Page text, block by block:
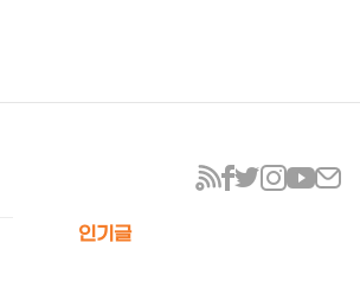
인기글